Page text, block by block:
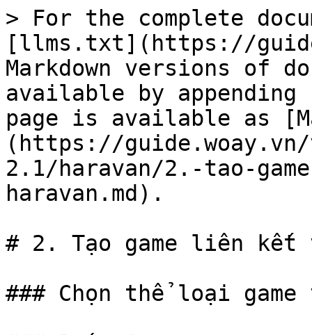
> For the complete
[llms.txt](https://
Markdown versions of
available by
page is available as
(https://
2.1/haravan/2.-tao-
haravan.md).
# 2. Tạo game liên kết
### Chọn thể loại game